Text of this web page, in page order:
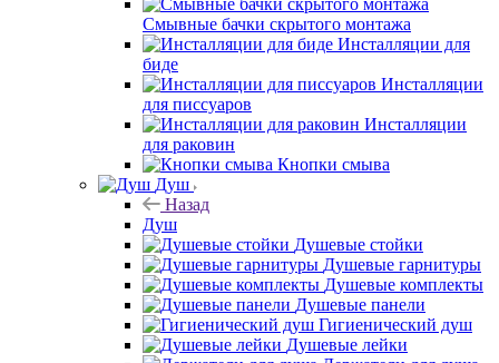
Смывные бачки скрытого монтажа
Инсталляции для
биде
Инсталляции
для писсуаров
Инсталляции
для раковин
Кнопки смыва
Душ
Назад
Душ
Душевые стойки
Душевые гарнитуры
Душевые комплекты
Душевые панели
Гигиенический душ
Душевые лейки